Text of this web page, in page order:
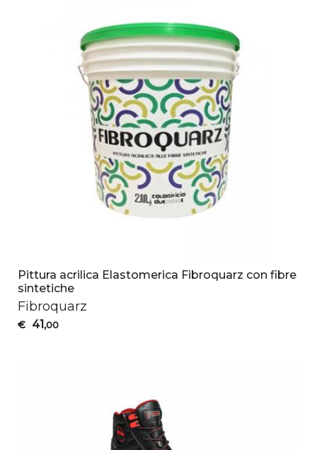
Pittura acrilica Elastomerica Fibroquarz con fibre
sintetiche
Fibroquarz
€ 41,00